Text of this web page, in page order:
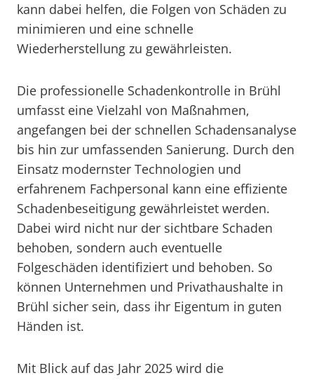
kann dabei helfen, die Folgen von Schäden zu
minimieren und eine schnelle
Wiederherstellung zu gewährleisten.
Die professionelle Schadenkontrolle in Brühl
umfasst eine Vielzahl von Maßnahmen,
angefangen bei der schnellen Schadensanalyse
bis hin zur umfassenden Sanierung. Durch den
Einsatz modernster Technologien und
erfahrenem Fachpersonal kann eine effiziente
Schadenbeseitigung gewährleistet werden.
Dabei wird nicht nur der sichtbare Schaden
behoben, sondern auch eventuelle
Folgeschäden identifiziert und behoben. So
können Unternehmen und Privathaushalte in
Brühl sicher sein, dass ihr Eigentum in guten
Händen ist.
Mit Blick auf das Jahr 2025 wird die